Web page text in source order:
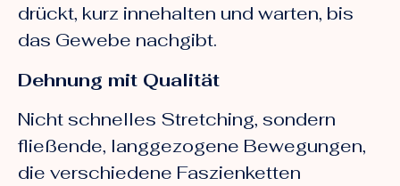
drückt, kurz innehalten und warten, bis
das Gewebe nachgibt.
Dehnung mit Qualität
Nicht schnelles Stretching, sondern
fließende, langgezogene Bewegungen,
die verschiedene Faszienketten